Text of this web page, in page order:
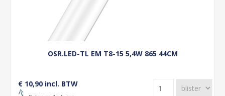
OSR.LED-TL EM T8-15 5,4W 865 44CM
€ 10,90 incl. BTW